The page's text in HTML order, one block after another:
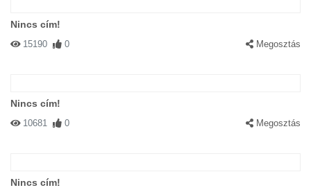
Nincs cím!
15190 0 Megosztás
Nincs cím!
10681 0 Megosztás
Nincs cím!